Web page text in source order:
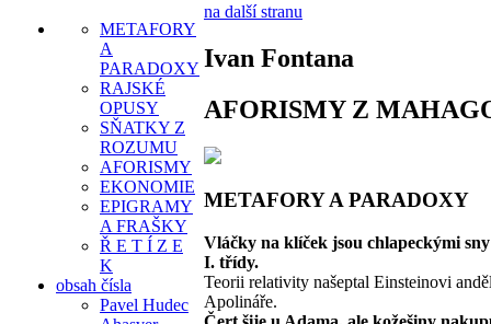
METAFORY
A
PARADOXY
RAJSKÉ
OPUSY
SŇATKY Z
ROZUMU
AFORISMY
EKONOMIE
EPIGRAMY
A FRAŠKY
Ř E T Í Z E
K
obsah čísla
Pavel Hudec
na další stranu
Ivan Fontana
AFORISMY Z
METAFORY A PARADOXY
Vláčky na klíček jsou chlapeckými
I. třídy.
Teorii relativity našeptal Einsteinovi
Apolináře.